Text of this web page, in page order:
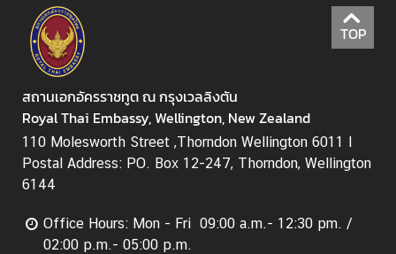
U
s
ข่
า
ว
|
N
e
w
s
TOP
สถานเอกอัครราชทูต ณ กรุงเวลลิงตัน
Royal Thai Embassy, Wellington, New Zealand
110 Molesworth Street ,Thorndon Wellington 6011 I
Postal Address: PO. Box 12-247, Thorndon, Wellington
6144
Office Hours: Mon - Fri 09:00 a.m.- 12:30 pm. /
02:00 p.m.- 05:00 p.m.